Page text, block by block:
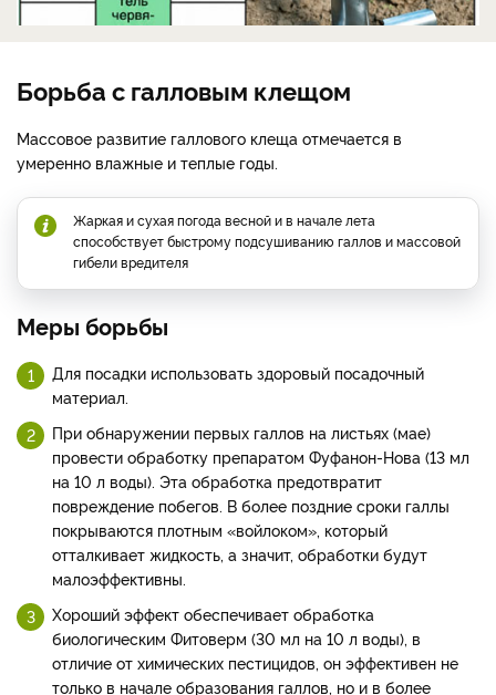
Борьба с галловым клещом
Массовое развитие галлового клеща отмечается в
умеренно влажные и теплые годы.
Жаркая и сухая погода весной и в начале лета
способствует быстрому подсушиванию галлов и массовой
гибели вредителя
Меры борьбы
Для посадки использовать здоровый посадочный
материал.
При обнаружении первых галлов на листьях (мае)
провести обработку препаратом Фуфанон-Нова (13 мл
на 10 л воды). Эта обработка предотвратит
повреждение побегов. В более поздние сроки галлы
покрываются плотным «войлоком», который
отталкивает жидкость, а значит, обработки будут
малоэффективны.
Хороший эффект обеспечивает обработка
биологическим Фитоверм (30 мл на 10 л воды), в
отличие от химических пестицидов, он эффективен не
только в начале образования галлов, но и в более